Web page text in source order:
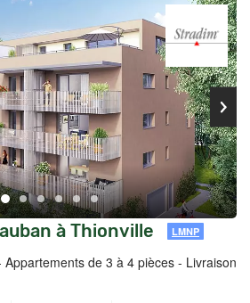
à Thionville LMNP
Appartements de 3 à 4 pièces - Livraison